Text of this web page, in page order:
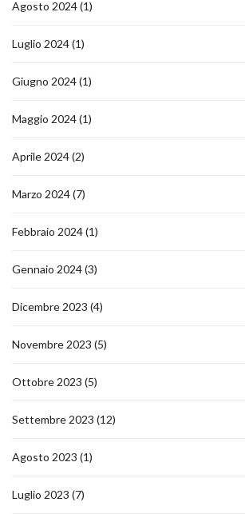
Agosto 2024(1)
Luglio 2024(1)
Giugno 2024(1)
Maggio 2024(1)
Aprile 2024(2)
Marzo 2024(7)
Febbraio 2024(1)
Gennaio 2024(3)
Dicembre 2023 (4)
Novembre 2023 (5)
Ottobre 2023 (5)
Settembre 2023 (12)
Agosto 2023 (1)
Luglio 2023 (7)